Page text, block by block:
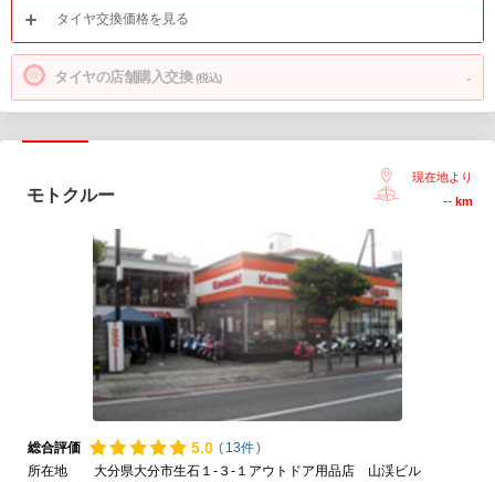
タイヤ交換価格を見る
タイヤの店舗購入交換(税込) -
モトクルー
現在地より
-- km
総合評価 5.0 ( 13件)
所在地
大分県大分市生石１-３-１アウトドア用品店 山渓ビル